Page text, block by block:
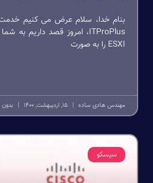
بنام خدا، سلام عرض می کنیم
ESXI را به صورت
مهندس هادی ساده بدون
سیسکو